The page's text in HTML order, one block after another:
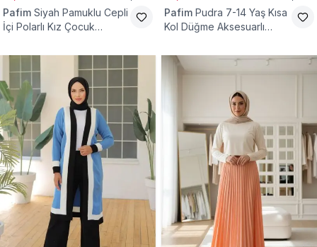
Pafim Siyah Pamuklu Cepli
İçi Polarlı Kız Çocuk
Pafim Pudra 7-14 Yaş Kısa
Kol Düğme Aksesuarlı